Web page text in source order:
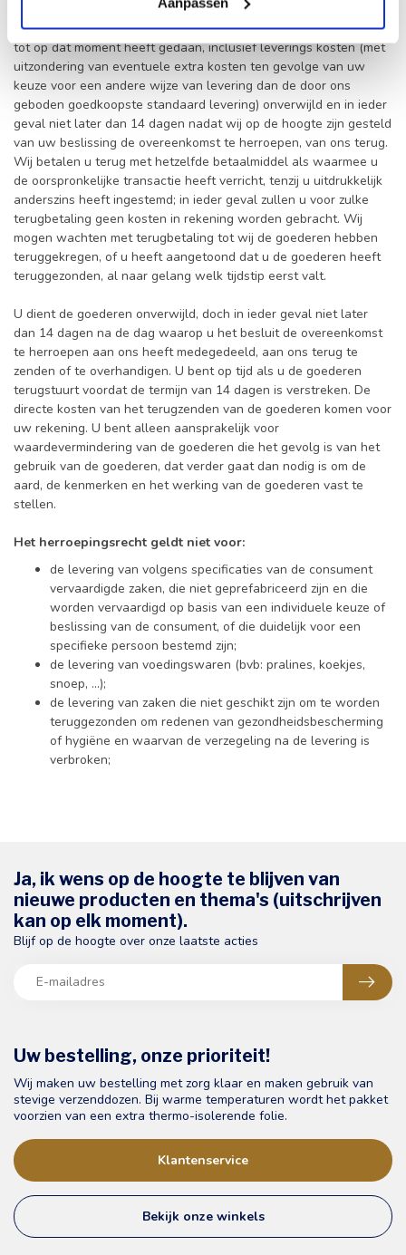
Als u de overeenkomst herroept, ontvangt u alle betalingen die u
tot op dat moment heeft gedaan, inclusief leverings kosten (met
uitzondering van eventuele extra kosten ten gevolge van uw
keuze voor een andere wijze van levering dan de door ons
geboden goedkoopste standaard levering) onverwijld en in ieder
geval niet later dan 14 dagen nadat wij op de hoogte zijn gesteld
van uw beslissing de overeenkomst te herroepen, van ons terug.
Wij betalen u terug met hetzelfde betaalmiddel als waarmee u
de oorspronkelijke transactie heeft verricht, tenzij u uitdrukkelijk
anderszins heeft ingestemd; in ieder geval zullen u voor zulke
terugbetaling geen kosten in rekening worden gebracht. Wij
mogen wachten met terugbetaling tot wij de goederen hebben
teruggekregen, of u heeft aangetoond dat u de goederen heeft
teruggezonden, al naar gelang welk tijdstip eerst valt.
U dient de goederen onverwijld, doch in ieder geval niet later
dan 14 dagen na de dag waarop u het besluit de overeenkomst
te herroepen aan ons heeft medegedeeld, aan ons terug te
zenden of te overhandigen. U bent op tijd als u de goederen
terugstuurt voordat de termijn van 14 dagen is verstreken. De
directe kosten van het terugzenden van de goederen komen voor
uw rekening. U bent alleen aansprakelijk voor
waardevermindering van de goederen die het gevolg is van het
gebruik van de goederen, dat verder gaat dan nodig is om de
aard, de kenmerken en het werking van de goederen vast te
stellen.
Het herroepingsrecht geldt niet voor:
de levering van volgens specificaties van de consument
vervaardigde zaken, die niet geprefabriceerd zijn en die
worden vervaardigd op basis van een individuele keuze of
beslissing van de consument, of die duidelijk voor een
specifieke persoon bestemd zijn;
de levering van voedingswaren (bvb: pralines, koekjes,
snoep, ...);
de levering van zaken die niet geschikt zijn om te worden
teruggezonden om redenen van gezondheidsbescherming
of hygiëne en waarvan de verzegeling na de levering is
verbroken;
Uw bestelling, onze prioriteit!
Wij maken uw bestelling met zorg klaar en maken gebruik van
stevige verzenddozen. Bij warme temperaturen wordt het pakket
voorzien van een extra thermo-isolerende folie.
Klantenservice
Bekijk onze winkels
Ja, ik wens op de hoogte te blijven van
nieuwe producten en thema's (uitschrijven
kan op elk moment).
Blijf op de hoogte over onze laatste acties